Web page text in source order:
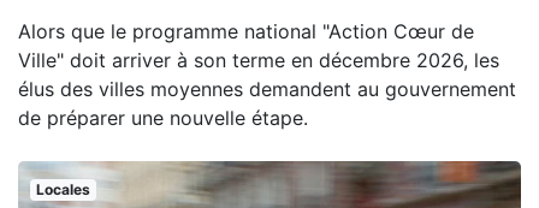
Alors que le programme national "Action Cœur de
Ville" doit arriver à son terme en décembre 2026, les
élus des villes moyennes demandent au gouvernement
de préparer une nouvelle étape.
Locales